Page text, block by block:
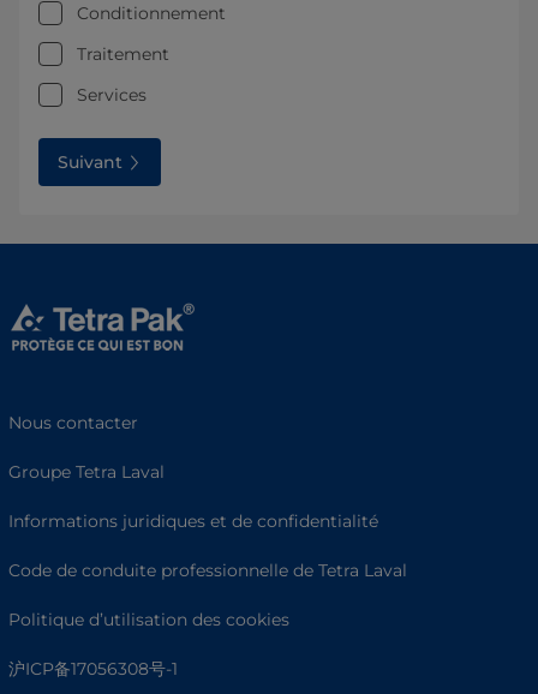
Conditionnement
Traitement
Services
Suivant
Nous contacter
Groupe Tetra Laval
Informations juridiques et de confidentialité
Code de conduite professionnelle de Tetra Laval
Politique d’utilisation des cookies
沪ICP备17056308号-1